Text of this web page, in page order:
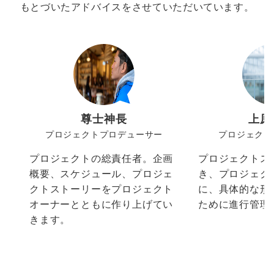
もとづいたアドバイスをさせていただいています。
尊士神長
プロジェクトプロデューサー
プロジェクトの総責任者。企画
概要、スケジュール、プロジェ
クトストーリーをプロジェクト
オーナーとともに作り上げてい
きます。
上
プロジェク
プロジェクト
き、プロジェ
に、具体的な
ために進行管